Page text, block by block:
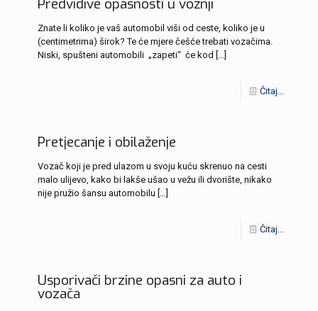
Predvidive opasnosti u vožnji
Znate li koliko je vaš automobil viši od ceste, koliko je u
(centimetrima) širok? Te će mjere češće trebati vozačima.
Niski, spušteni automobili „zapeti“ će kod […]
Čitaj...
Pretjecanje i obilaženje
Vozač koji je pred ulazom u svoju kuću skrenuo na cesti
malo ulijevo, kako bi lakše ušao u vežu ili dvorište, nikako
nije pružio šansu automobilu […]
Čitaj...
Usporivači brzine opasni za auto i
vozača